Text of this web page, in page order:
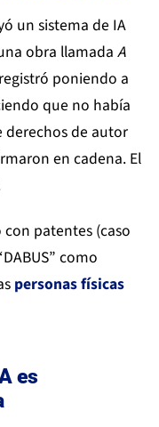
un sistema de IA
obra llamada A
poniendo a
que no había
de autor
en cadena. El
patentes (caso
como
personas físicas
es